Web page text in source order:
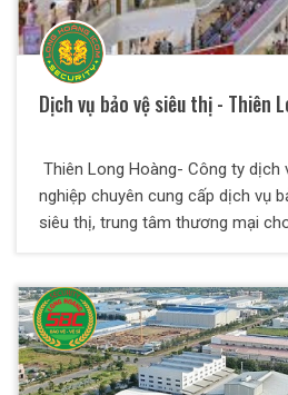
Dịch vụ bảo vệ siêu thị - Thiên
Thiên Long Hoàng- Công ty dịch
nghiệp chuyên cung cấp dịch vụ
siêu thị, trung tâm thương mại